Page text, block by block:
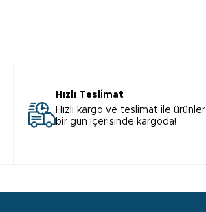
Hızlı Teslimat
Hızlı kargo ve teslimat ile ürünler
bir gün içerisinde kargoda!